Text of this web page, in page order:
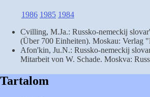
1986 1985 1984
Cvilling, M.Ja.: Russko-nemeckij
(Über 700 Einheiten). Moskau: Verlag
Afon'kin, Ju.N.: Russko-nemeckij
Mitarbeit von W. Schade. Moskva:
Tartalom